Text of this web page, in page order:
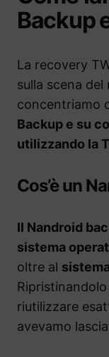
Backup
La recovery
sulla scena
concentriamo
Backup e su
utilizzando la
Cos’è un
Il Nandroid
sistema
oltre al
riutilizzare
avevamo